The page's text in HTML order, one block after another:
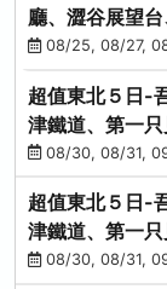
廳、澀谷展望
饌、季節採果
08/25, 08/27,
超值東北５日-
津鐵道、第一
原纜車
08/30, 08/31,
超值東北５日-
津鐵道、第一
原纜車
08/30, 08/31,